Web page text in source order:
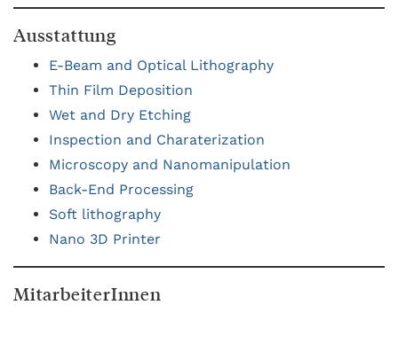
Ausstattung
E-Beam and Optical Lithography
Thin Film Deposition
Wet and Dry Etching
Inspection and Charaterization
Microscopy and Nanomanipulation
Back-End Processing
Soft lithography
Nano 3D Printer
MitarbeiterInnen